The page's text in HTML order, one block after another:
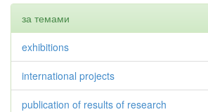
за темами
exhibitions
international projects
publication of results of research